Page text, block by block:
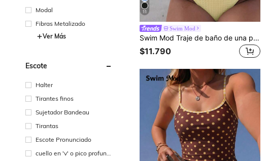
Modal
Fibras Metalizado
Ver Más
Escote
Halter
Tirantes finos
Sujetador Bandeau
Tirantas
Escote Pronunciado
cuello en 'v' o pico profund
11
Swim Mod
Swim Mod Traje de baño de una pieza para mujer, Primavera/Verano 2026, Conservador, Efecto estilizante con calado, Traje de baño de alta gama para vacaciones y spa
$11.790